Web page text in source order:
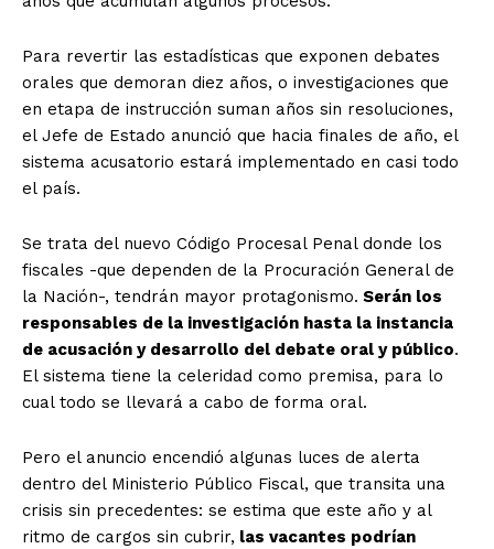
Para revertir las estadísticas que exponen debates
orales que demoran diez años, o investigaciones que
en etapa de instrucción suman años sin resoluciones,
el Jefe de Estado anunció que hacia finales de año, el
sistema acusatorio estará implementado en casi todo
el país.
Se trata del nuevo Código Procesal Penal donde los
fiscales -que dependen de la Procuración General de
la Nación-, tendrán mayor protagonismo. Serán los
responsables de la investigación hasta la instancia
de acusación y desarrollo del debate oral y público.
El sistema tiene la celeridad como premisa, para lo
cual todo se llevará a cabo de forma oral.
Pero el anuncio encendió algunas luces de alerta
dentro del Ministerio Público Fiscal, que transita una
crisis sin precedentes: se estima que este año y al
ritmo de cargos sin cubrir, las vacantes podrían